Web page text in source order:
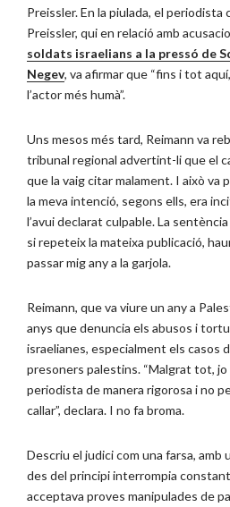
Preissler. En la piulada, el periodista
Preissler, qui en relació amb
soldats israelians a la pressó de
Negev, va afirmar que “fins i tot
l’actor més humà”.
Uns mesos més tard, Reimann va
tribunal regional advertint-li que el
que la vaig citar malament. I això va
la meva intenció, segons ells, era
l’avui declarat culpable. La
si repeteix la mateixa publicació,
passar mig any a la garjola.
Reimann, que va viure un any a
anys que denuncia els abusos i
israelianes, especialment els casos
presoners palestins. “Malgrat tot,
periodista de manera rigorosa i no
callar”, declara. I no fa broma.
Descriu el judici com una farsa, amb
des del principi interrompia
acceptava proves manipulades de